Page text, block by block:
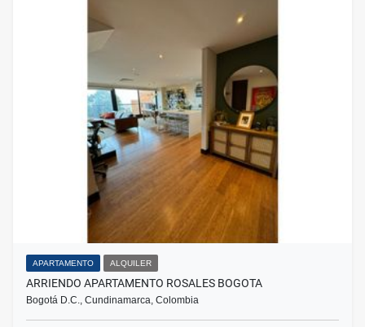
APARTAMENTO ALQUILER
ARRIENDO APARTAMENTO ROSALES BOGOTA
Bogotá D.C., Cundinamarca, Colombia